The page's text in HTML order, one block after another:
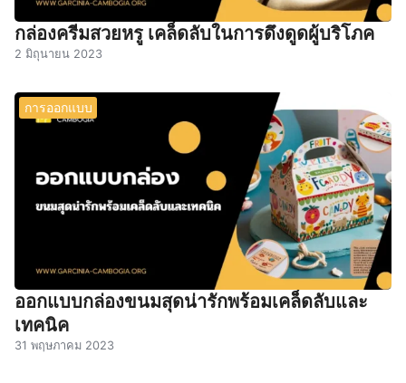
กล่องครีมสวยหรู เคล็ดลับในการดึงดูดผู้บริโภค
2 มิถุนายน 2023
การออกแบบ
ออกแบบกล่องขนมสุดน่ารักพร้อมเคล็ดลับและ
เทคนิค
31 พฤษภาคม 2023